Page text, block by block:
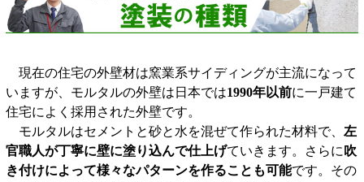
現在の住宅の外壁材は窯業系サイディングが主流になって
いますが、モルタルの外壁は日本では1990年以前に一戸建て
住宅によく採用された外壁です。
モルタルはセメントと砂と水を混ぜて作られた材料で、 左
官職人が丁寧に壁に塗り込んで仕上げていきます。さらに 吹
き付けによって様々なパターンを作ることも可能です。その